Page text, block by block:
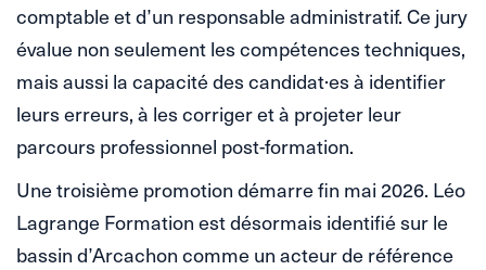
comptable et d’un responsable administratif. Ce jury
évalue non seulement les compétences techniques,
mais aussi la capacité des candidat·es à identifier
leurs erreurs, à les corriger et à projeter leur
parcours professionnel post-formation.
Une troisième promotion démarre fin mai 2026. Léo
Lagrange Formation est désormais identifié sur le
bassin d’Arcachon comme un acteur de référence